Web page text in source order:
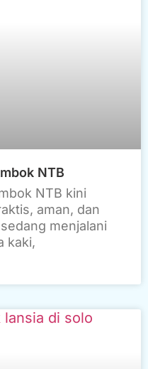
NTB
NTB kini
aman, dan
menjalani
kaki,